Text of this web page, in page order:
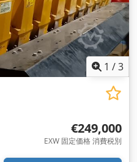
1 /3
€249,000
EXW 固定価格 消費税別